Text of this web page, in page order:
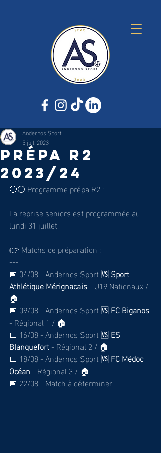
Prépa R2
2023/24
Andernos Sport
5 juil. 2023
🔵⚪️ Programme prépa R2 :
-----
La reprise seniors est programmée au
lundi 31 juillet.
👉 Matchs de préparation :
---
📅 04/08 - Andernos Sport 🆚 Sport
Athlétique Mérignacais - U19 Nationaux /
🏠
📅 09/08 - Andernos Sport 🆚 FC Biganos
- Régional 1 / 🏠
📅 16/08 - Andernos Sport 🆚 ES
Blanquefort - Régional 2 / 🏠
📅 18/08 - Andernos Sport 🆚 FC Médoc
Océan - Régional 3 / 🏠
📅 22/08 - Match à déterminer.